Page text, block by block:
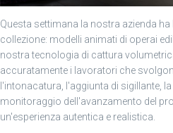
Questa settimana la nostra azienda
collezione: modelli animati di operai
nostra tecnologia di cattura
accuratamente i lavoratori che
l'intonacatura, l'aggiunta di sigillante, la
monitoraggio dell'avanzamento del
un'esperienza autentica e realistica.